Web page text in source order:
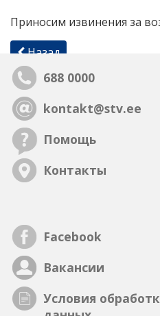
Приносим извинения за
Назад
688 0000
kontakt@stv.ee
Помощь
Контакты
Facebook
Вакансии
Условия